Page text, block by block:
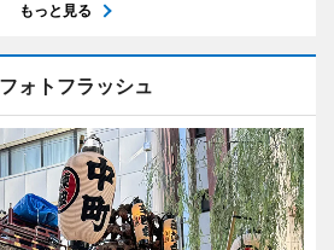
もっと見る
フォトフラッシュ